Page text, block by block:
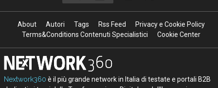
About Autori Tags Rss Feed
Privacy e Cookie Policy
Terms&Conditions Contenuti Specialistici
Cookie Center
Nextwork360 è il più grande network in Italia di testate e portali B2B